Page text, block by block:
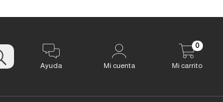
Ayuda Mi cuenta Mi carrito
0